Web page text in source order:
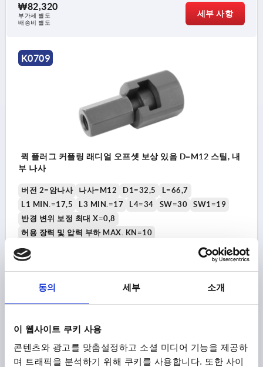
동의 세부 소개
이 웹사이트 쿠키 사용
콘텐츠와 광고를 맞춤설정하고 소셜 미디어 기능을 제공하
며 트래픽을 분석하기 위해 쿠키를 사용합니다. 또한 사이
₩82,320
부가세 별도
배송비 별도
세부 사항
K0709
퀵 플러그 커플링 래디얼 오프셋 보상 있음 D=M12 스틸, 내
부 나사
버전 2=암나사 나사=M12 D1=32,5
L=66,7
L1 MIN.=17,5
L3 MIN.=17 L4=34 SW=30
SW1=19
반경 변위 보정 최대 X=0,8
허용 장력 및 압력 부하 MAX. KN=10
주문 번호:
부가세 별도
세부 사항
K0709